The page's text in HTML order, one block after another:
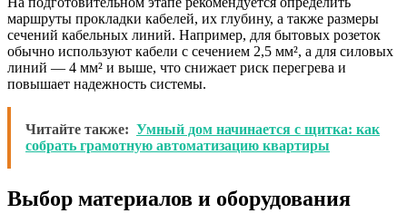
маршруты прокладки кабелей, их глубину, а также размеры
сечений кабельных линий. Например, для бытовых розеток
обычно используют кабели с сечением 2,5 мм², а для силовых
линий — 4 мм² и выше, что снижает риск перегрева и
повышает надежность системы.
Читайте также: Умный дом начинается с щитка: как
собрать грамотную автоматизацию квартиры
Выбор материалов и оборудования